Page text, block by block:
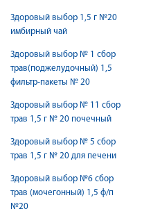
Здоровый выбор 1,5 г №20
имбирный чай
Здоровый выбор № 1 сбор
трав(поджелудочный) 1,5
фильтр-пакеты № 20
Здоровый выбор № 11 сбор
трав 1,5 г № 20 почечный
Здоровый выбор № 5 сбор
трав 1,5 г № 20 для печени
Здоровый выбор №6 сбор
трав (мочегонный) 1,5 ф/п
№20